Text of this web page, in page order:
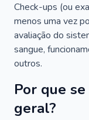
Check-ups (ou
menos uma vez
avaliação do
sangue,
outros.
Por que
geral?